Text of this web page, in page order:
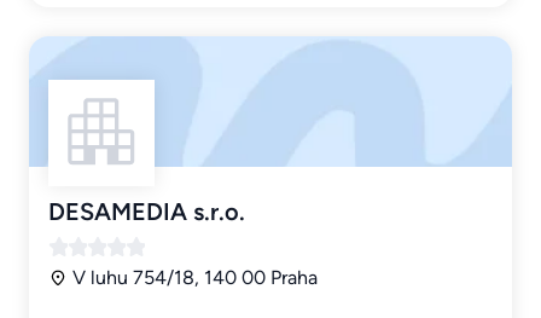
DESAMEDIA s.r.o.
V luhu 754/18, 140 00 Praha